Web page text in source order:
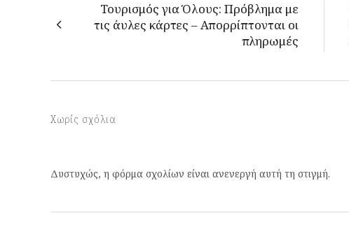
Τουρισμός για Όλους: Πρόβλημα με
τις άυλες κάρτες – Απορρίπτονται οι
πληρωμές
Χωρίς σχόλια
Δυστυχώς, η φόρμα σχολίων είναι ανενεργή αυτή τη στιγμή.